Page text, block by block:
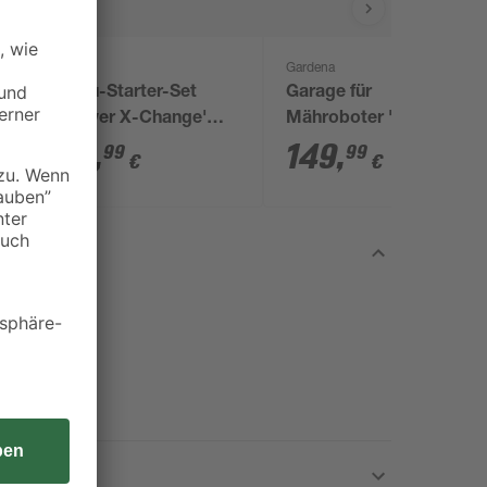
Akku-Starter-Set
'Power X-Change'
Ladegerät und Akku
18 V 2,5 Ah
,99 €
Gardena
Garage für
Mähroboter 'SILENO
city/SILENO
life/SILENO Minimo'
149,99 €